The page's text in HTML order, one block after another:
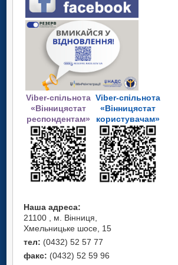
Viber-спільнота
«Вінницястат
респондентам»
Viber-спільнота
«Вінницястат
користувачам»
Наша адреса:
21100 , м. Вінниця,
Хмельницьке шосе, 15
тел: (0432) 52 57 77
факс: (0432) 52 59 96